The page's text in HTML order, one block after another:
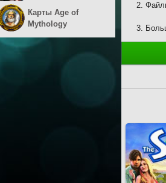
Карты Age of
Mythology